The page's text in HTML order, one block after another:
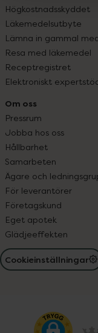
Högkostnadsskyddet
Läkemedelsutbyte
Lämna in gammal
Resa med läkemedel
Receptregistret
Elektroniskt
Om oss
Pressrum
Jobba hos oss
Hållbarhet
Samarbeten
Ägare och
För leverantörer
Företagskund
Eget apotek
Glädjeeffekten
Cookieinställningar